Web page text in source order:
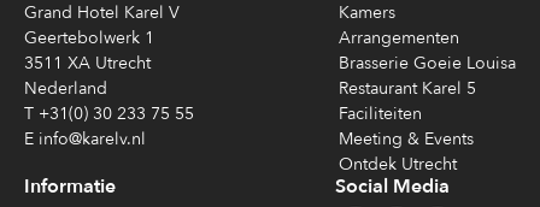
Grand Hotel Karel V
Geertebolwerk 1
3511 XA Utrecht
Nederland
T +31(0) 30 233 75 55
E info@karelv.nl
Kamers
Arrangementen
Brasserie Goeie Louisa
Restaurant Karel 5
Faciliteiten
Meeting & Events
Ontdek Utrecht
Informatie Social Media